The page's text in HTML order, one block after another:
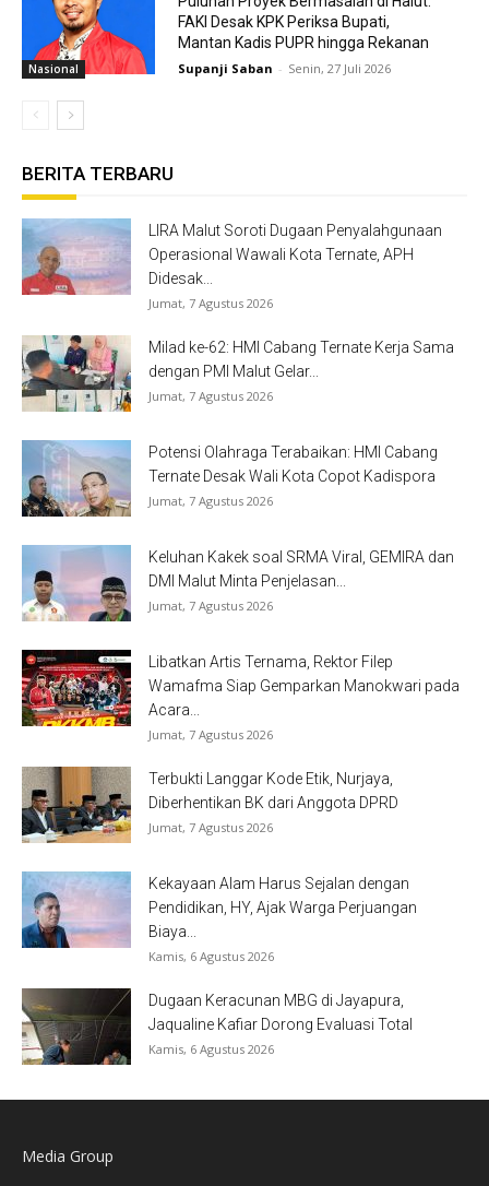
Nasional
FAKI Desak KPK Periksa Bupati,
Mantan Kadis PUPR hingga Rekanan
Supanji Saban - Senin, 27 Juli 2026
BERITA TERBARU
LIRA Malut Soroti Dugaan Penyalahgunaan
Operasional Wawali Kota Ternate, APH
Didesak...
Jumat, 7 Agustus 2026
Milad ke-62: HMI Cabang Ternate Kerja Sama
dengan PMI Malut Gelar...
Jumat, 7 Agustus 2026
Potensi Olahraga Terabaikan: HMI Cabang
Ternate Desak Wali Kota Copot Kadispora
Jumat, 7 Agustus 2026
Keluhan Kakek soal SRMA Viral, GEMIRA dan
DMI Malut Minta Penjelasan...
Jumat, 7 Agustus 2026
Libatkan Artis Ternama, Rektor Filep
Wamafma Siap Gemparkan Manokwari pada
Acara...
Jumat, 7 Agustus 2026
Terbukti Langgar Kode Etik, Nurjaya,
Diberhentikan BK dari Anggota DPRD
Jumat, 7 Agustus 2026
Kekayaan Alam Harus Sejalan dengan
Pendidikan, HY, Ajak Warga Perjuangan
Biaya...
Kamis, 6 Agustus 2026
Dugaan Keracunan MBG di Jayapura,
Jaqualine Kafiar Dorong Evaluasi Total
Kamis, 6 Agustus 2026
Media Group